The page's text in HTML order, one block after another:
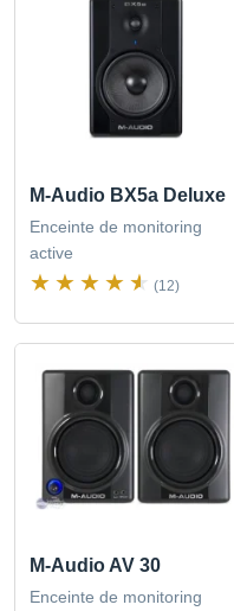
M-Audio BX5a Deluxe
Enceinte de monitoring
active
(12)
M-Audio AV 30
Enceinte de monitoring